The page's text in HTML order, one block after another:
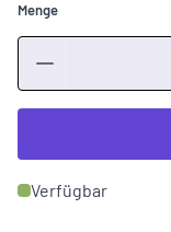
Menge
Verfügbar